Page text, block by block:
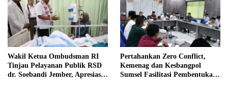
Wakil Ketua Ombudsman RI
Tinjau Pelayanan Publik RSD
dr. Soebandi Jember, Apresiasi
Pertahankan Zero Conflict,
Kemenag dan Kesbangpol
Sumsel Fasilitasi Pembentukan